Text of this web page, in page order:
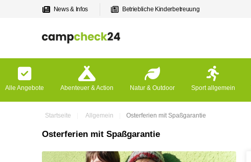
News & Infos Betriebliche Kinderbetreuung
Alle Angebote Abenteuer & Action Natur & Outdoor Sport allgemein
Startseite Allgemein Osterferien mit Spaßgarantie
Osterferien mit Spaßgarantie